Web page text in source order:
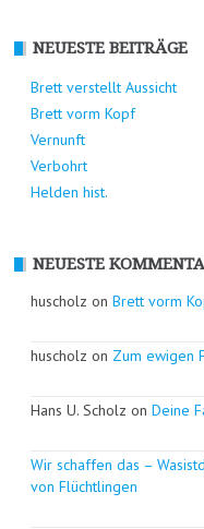
NEUESTE BEITRÄGE
Brett verstellt Aussicht
Brett vorm Kopf
Vernunft
Verbohrt
Helden hist.
NEUESTE
huscholz on Brett vorm
huscholz on Zum ewigen
Hans U. Scholz on Deine
Wir schaffen das –
von Flüchtlingen